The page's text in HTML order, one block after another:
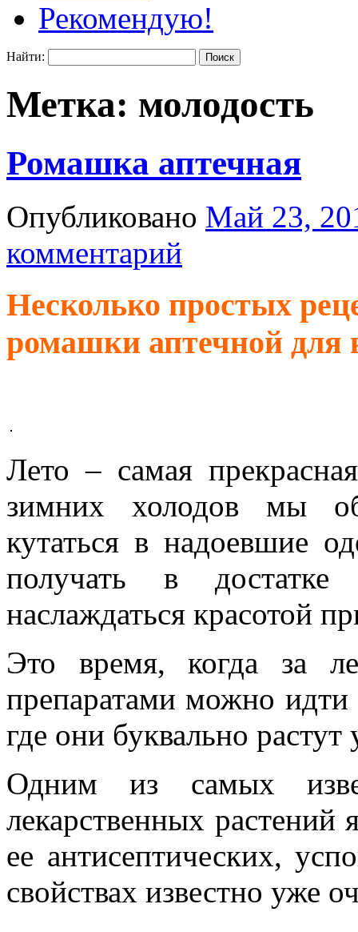
Рекомендую!
Найти:
Метка: молодость
Ромашка аптечная
Опубликовано Май 23,
комментарий
Несколько простых
ромашки аптечной для
Лето – самая
зимних холодов мы
кутаться в надоевшие
получать в
наслаждаться красотой
Это время, когда за
препаратами можно идти
где они буквально
Одним из самых
лекарственных растений
ее антисептических,
свойствах известно уже